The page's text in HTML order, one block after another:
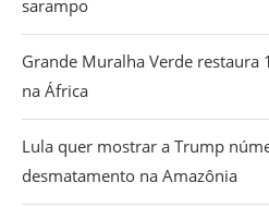
sarampo
Grande Muralha Verde restaura
na África
Lula quer mostrar a Trump
desmatamento na Amazônia